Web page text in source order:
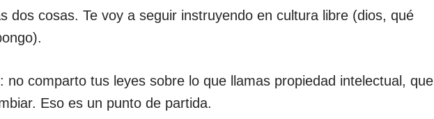
dos cosas. Te voy a seguir instruyendo en cultura libre (dios, qué
no comparto tus leyes sobre lo que llamas propiedad intelectual, que
Eso es un punto de partida.